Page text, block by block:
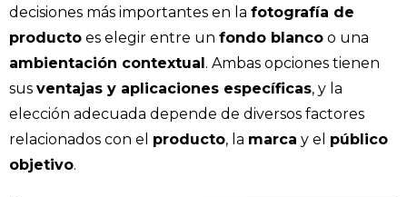
decisiones más importantes en la fotografía de
producto es elegir entre un fondo blanco o una
ambientación contextual. Ambas opciones tienen
sus ventajas y aplicaciones específicas, y la
elección adecuada depende de diversos factores
relacionados con el producto, la marca y el público
objetivo.